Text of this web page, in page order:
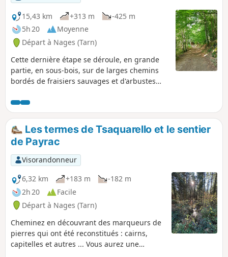
15,43 km
+313 m
-425 m
5h 20
Moyenne
Départ à Nages (Tarn)
Cette dernière étape se déroule, en grande
partie, en sous-bois, sur de larges chemins
bordés de fraisiers sauvages et d'arbustes
circonvolutions, en montées et descentes,
jusqu'au pied du Roc de Montalet.Depuis ce
dernier, ce sera la descente, définitive, vers
Lacaune.Les termes de Tsaquarello et le sentier
de Payrac
Visorandonneur
6,32 km
+183 m
-182 m
2h 20
Facile
Départ à Nages (Tarn)
Cheminez en découvrant des marqueurs de
pierres qui ont été reconstitués : cairns,
capitelles et autres ... Vous aurez une